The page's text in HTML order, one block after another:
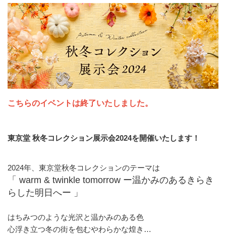
こちらのイベントは終了いたしました。
東京堂 秋冬コレクション展示会2024を開催いたします！
2024年、東京堂秋冬コレクションのテーマは
「 warm & twinkle tomorrow ー温かみのあるきらき
らした明日へー 」
はちみつのような光沢と温かみのある色
心浮き立つ冬の街を包むやわらかな煌き…